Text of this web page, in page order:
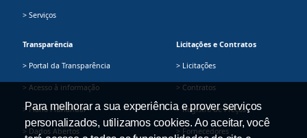
> Serviços
Transparência
> Portal da Transparência
> Acesso à informação
> Plano Plurianual
> Dados Abertos
Licitações e Contratos
> Licitações
> Contratos
> Registro de Preços
> Fornecedores
Para melhorar a sua experiência e prover serviços
personalizados, utilizamos cookies. Ao aceitar, você